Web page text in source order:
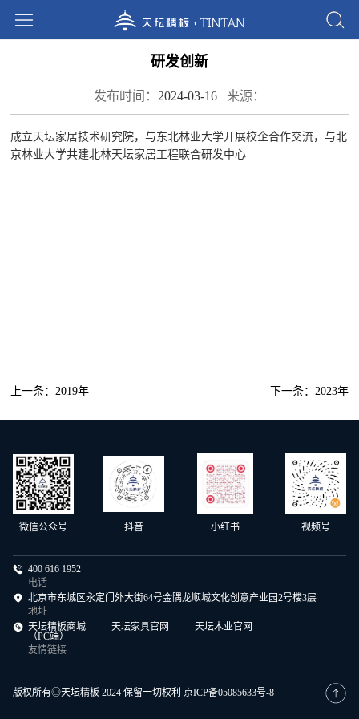
研发创新
发布时间： 2024-03-16 来源：
成立天坛家居技术研究院，与东北林业大学开展校企合作交流，与北
京林业大学共建北林天坛家居工程联合研发中心
上一条：2019年 下一条：2023年
微信公众号 抖音 小红书 视频号
400 616 1952
电话
北京市东城区永定门外大街64号金隅龙顺城文化创意产业园2号楼3层
地址
天坛精板商城
（PC端）
天坛家具官网 天坛木业官网
友情链接
版权所有◎天坛精板 2024 保留一切权利 京ICP备05085633号-8